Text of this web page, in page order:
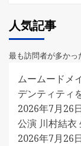
人気記事
最も訪問者が多かっ
ムームードメ
デンティティ
2026年7月26
公演 川村結衣
2026年7月26